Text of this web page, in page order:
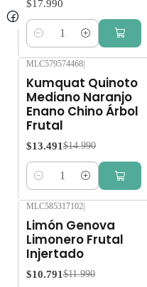
$17.990
Cantidad
MLC579574468|
Kumquat Quinoto
Mediano Naranjo
Enano Chino Árbol
Frutal
$13.491 $14.990
Cantidad
MLC585317102
Limón Genova
Limonero Frutal
Injertado
$10.791 $11.990